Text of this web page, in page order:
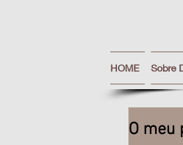
HOME Sobre
O meu